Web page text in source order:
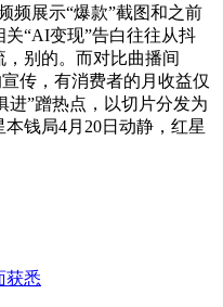
频展示“爆款”截图和之前
“AI变现”告白往往从抖
别的。而对比曲播间
传，有消费者的月收益仅
进”蹭热点，以切片分发为
钱局4月20日动静，红星
获悉